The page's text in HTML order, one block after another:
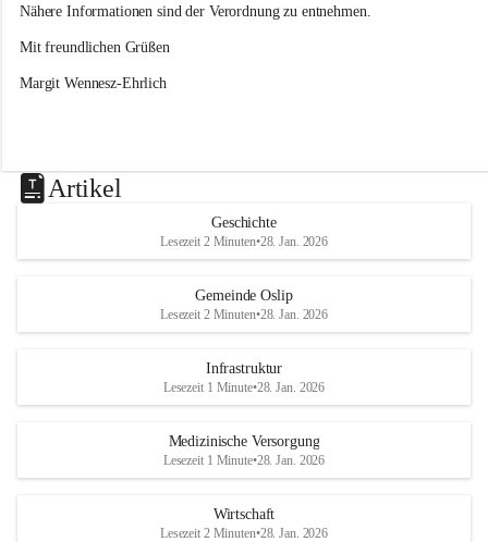
Nähere Informationen sind der Verordnung zu entnehmen.
Mit freundlichen Grüßen
Margit Wennesz-Ehrlich
Artikel
Geschichte
Lesezeit 2 Minuten•28. Jan. 2026
Gemeinde Oslip
Lesezeit 2 Minuten•28. Jan. 2026
Infrastruktur
Lesezeit 1 Minute•28. Jan. 2026
Medizinische Versorgung
Lesezeit 1 Minute•28. Jan. 2026
Wirtschaft
Lesezeit 2 Minuten•28. Jan. 2026